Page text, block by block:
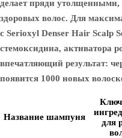
делает пряди утолщенными,
здоровых волос. Для
с Serioxyl Denser Hair Scalp
стемоксидина, активатора
впечатляющий результат:
появится 1000 новых
Название шампуня
для